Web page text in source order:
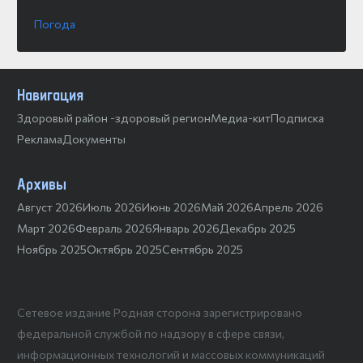
Погода
Навигация
Здоровый район -здоровый регионМедиа-китПодписка
РекламаДокументы
Архивы
Август 2026Июль 2026Июнь 2026Май 2026Апрель 2026
Март 2026Февраль 2026Январь 2026Декабрь 2025
Ноябрь 2025Октябрь 2025Сентябрь 2025
Сетевое издание Родная сторона зарегистрировано
федеральной службой по надзору в сфере связи,
информационных технологий и массовых коммуникаций